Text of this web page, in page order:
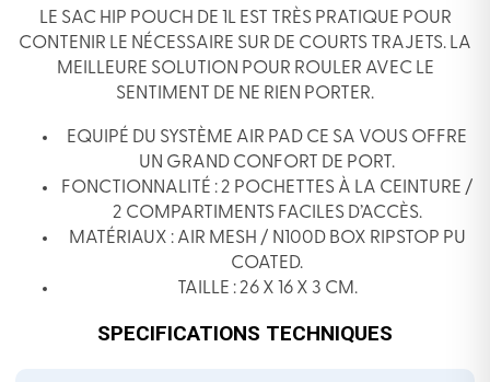
LE SAC HIP POUCH DE 1L EST TRÈS PRATIQUE POUR
CONTENIR LE NÉCESSAIRE SUR DE COURTS TRAJETS. LA
MEILLEURE SOLUTION POUR ROULER AVEC LE
SENTIMENT DE NE RIEN PORTER.
EQUIPÉ DU SYSTÈME AIR PAD CE SA VOUS OFFRE
UN GRAND CONFORT DE PORT.
FONCTIONNALITÉ : 2 POCHETTES À LA CEINTURE /
2 COMPARTIMENTS FACILES D’ACCÈS.
MATÉRIAUX : AIR MESH / N100D BOX RIPSTOP PU
COATED.
TAILLE : 26 X 16 X 3 CM.
SPECIFICATIONS TECHNIQUES